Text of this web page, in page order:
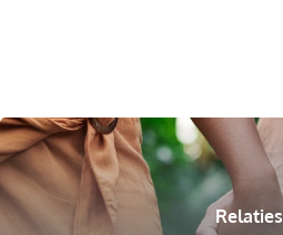
Relaties